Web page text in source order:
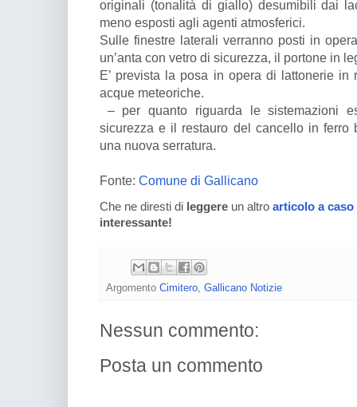
originali (tonalità di giallo) desumibili dai
meno esposti agli agenti atmosferici.
Sulle finestre laterali verranno posti in
un’anta con vetro di sicurezza, il portone in
E’ prevista la posa in opera di lattonerie in
acque meteoriche.
– per quanto riguarda le sistemazioni
sicurezza e il restauro del cancello in ferro
una nuova serratura.
Fonte: Comune di Gallicano
Che ne diresti di leggere un altro articolo a caso
interessante!
Argomento Cimitero Gallicano Notizie
Nessun commento:
Posta un commento